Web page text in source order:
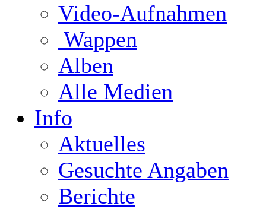
Video-Aufnahmen
Wappen
Alben
Alle Medien
Info
Aktuelles
Gesuchte Angaben
Berichte